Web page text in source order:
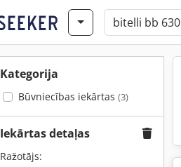
Kategorija
Būvniecības iekārtas (3)
Iekārtas detaļas
Ražotājs: